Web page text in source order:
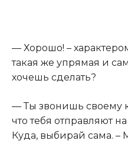
— Хорошо! –
такая же упрямая и
хочешь сделать?
— Ты звонишь своему
что тебя отправляют
Куда, выбирай сама. –